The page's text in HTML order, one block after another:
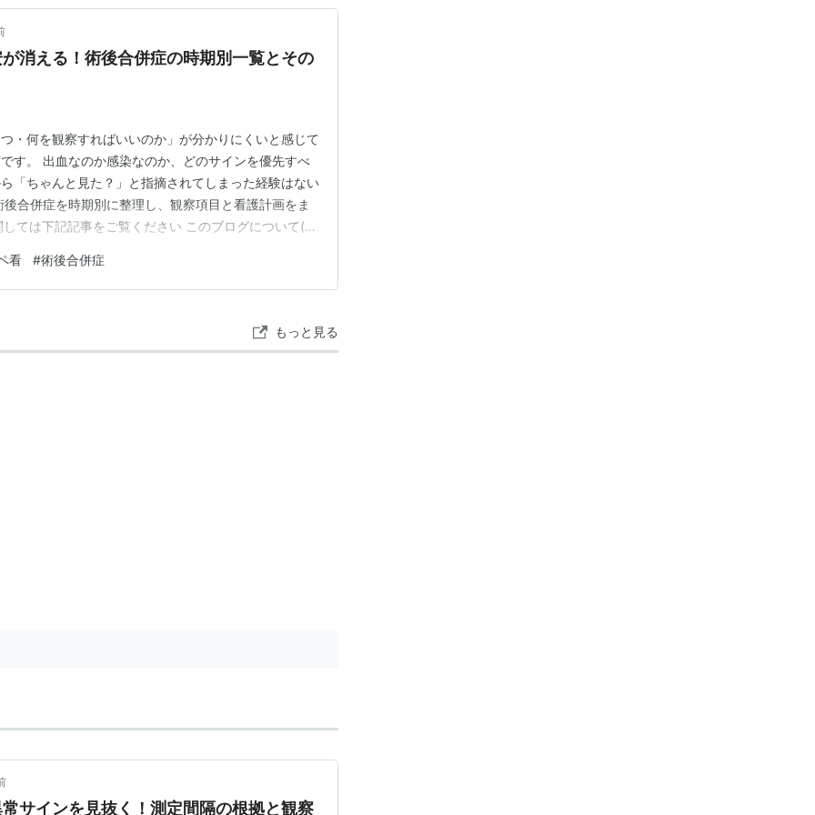
消える！術後合併症の時期別一覧とその
・何を観察すればいいのか」が分かりにくいと感じて
す。 出血なのか感染なのか、どのサインを優先すべ
「ちゃんと見た？」と指摘されてしまった経験はない
合併症を時期別に整理し、観察項目と看護計画をま
ては下記記事をご覧ください このブログについて(運
目】出血・ショック・呼吸器合併症への厳重警戒
血栓症（DV…
看 #術後合併症
もっと見る
サインを見抜く！測定間隔の根拠と観察